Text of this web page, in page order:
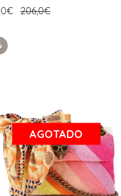
206,0€
AGOTADO